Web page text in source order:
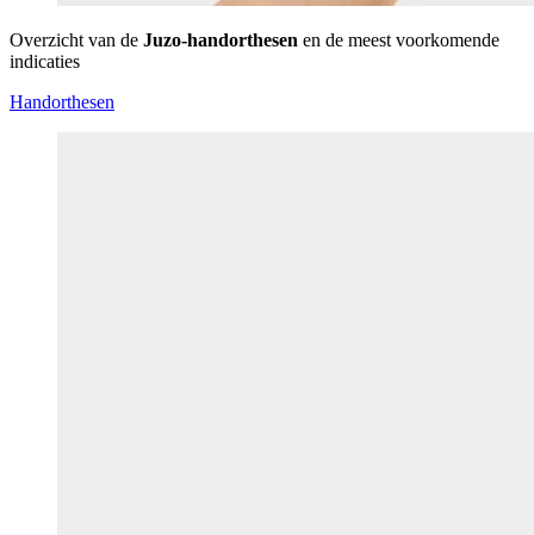
Overzicht van de Juzo-handorthesen en de meest voorkomende
indicaties
Handorthesen